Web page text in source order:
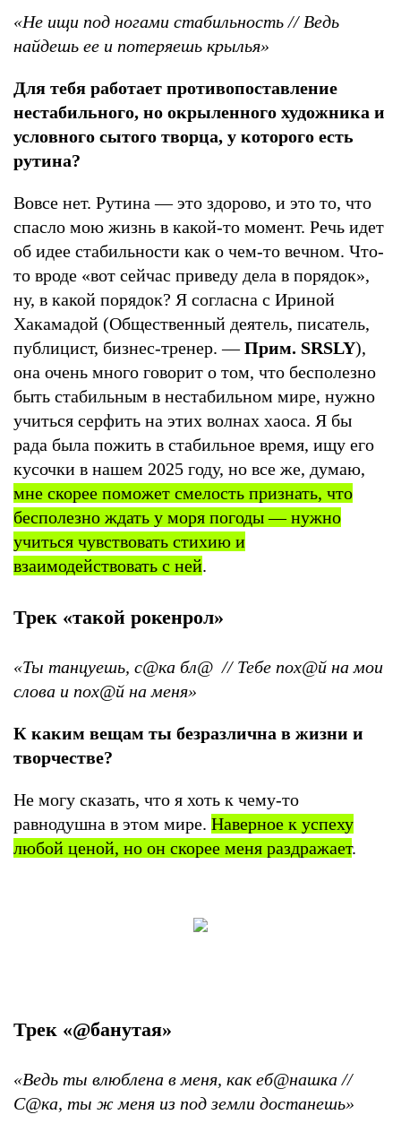
«Не ищи под ногами стабильность // Ведь
найдешь ее и потеряешь крылья»
Для тебя работает противопоставление
нестабильного, но окрыленного художника и
условного сытого творца, у которого есть
рутина?
Вовсе нет. Рутина — это здорово, и это то, что
спасло мою жизнь в какой-то момент. Речь идет
об идее стабильности как о чем-то вечном. Что-
то вроде «вот сейчас приведу дела в порядок»,
ну, в какой порядок? Я согласна с Ириной
Хакамадой (Общественный деятель, писатель,
публицист, бизнес-тренер. —Прим. SRSLY),
она очень много говорит о том, что бесполезно
быть стабильным в нестабильном мире, нужно
учиться серфить на этих волнах хаоса. Я бы
рада была пожить в стабильное время, ищу его
кусочки в нашем 2025 году, но все же, думаю,
мне скорее поможет смелость признать, что
бесполезно ждать у моря погоды — нужно
учиться чувствовать стихию и
взаимодействовать с ней.
Трек «такой рокенрол»
«Ты танцуешь, с@ка бл@ // Тебе пох@й на мои
слова и пох@й на меня»
К каким вещам ты безразлична в жизни и
творчестве?
Не могу сказать, что я хоть к чему-то
равнодушна в этом мире. Наверное к успеху
любой ценой, но он скорее меня раздражает.
Трек «@банутая»
«Ведь ты влюблена в меня, как еб@нашка //
С@ка, ты ж меня из под земли достанешь»